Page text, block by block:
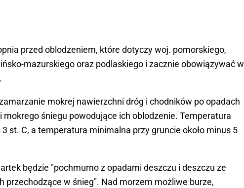
przed oblodzeniem, które dotyczy woj. pomorskiego,
mazurskiego oraz podlaskiego i zacznie obowiązywać w
mokrej nawierzchni dróg i chodników po opadach
mokrego śniegu powodujące ich oblodzenie. Temperatura
st. C, a temperatura minimalna przy gruncie około minus 5
będzie "pochmurno z opadami deszczu i deszczu ze
przechodzące w śnieg". Nad morzem możliwe burze,